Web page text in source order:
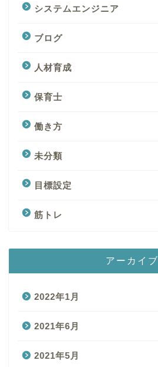
システムエンジニア
ブログ
人材育成
保育士
働き方
未分類
目標設定
筋トレ
アーカイブ
2022年1月
2021年6月
2021年5月